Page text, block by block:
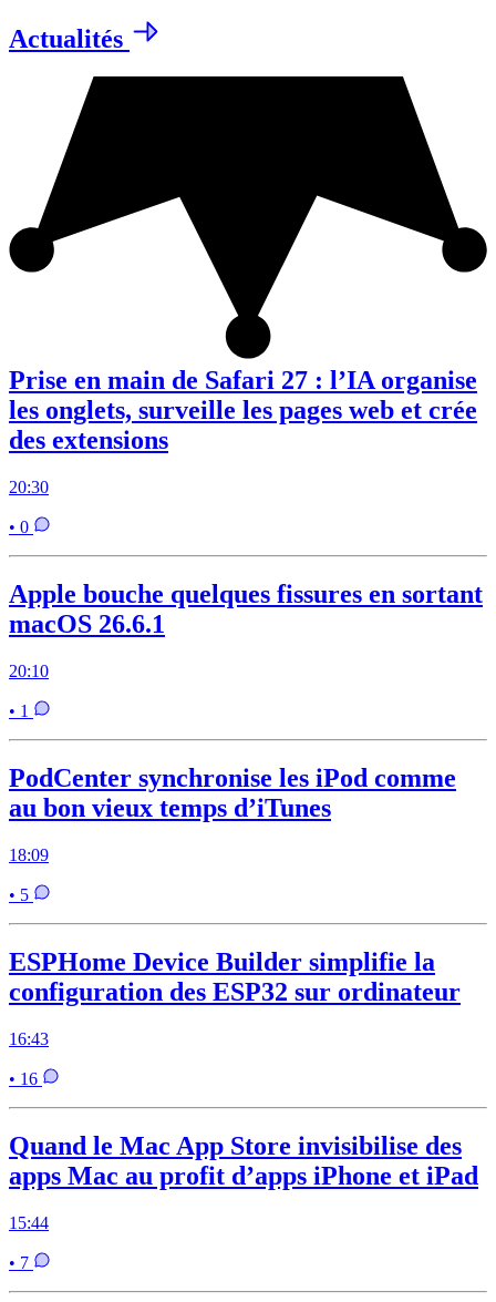
Actualités
Prise en main de Safari 27 : l’IA organise
les onglets, surveille les pages web et crée
des extensions
20:30
• 0
Apple bouche quelques fissures en sortant
macOS 26.6.1
20:10
• 1
PodCenter synchronise les iPod comme
au bon vieux temps d’iTunes
18:09
• 5
ESPHome Device Builder simplifie la
configuration des ESP32 sur ordinateur
16:43
• 16
Quand le Mac App Store invisibilise des
apps Mac au profit d’apps iPhone et iPad
15:44
• 7